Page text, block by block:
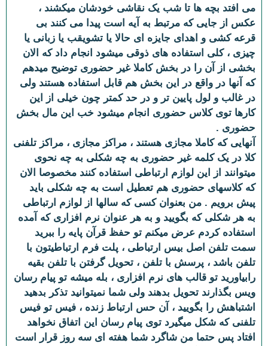
می افتد بچه ها تا شب یک نقاشی خودشان میکشند ،
عکس از جایی که مرتبط به آیه است پیدا می کنند بی
قرعه کشی و اهدای جایزه ای حالا یا تشویقب یا زبانی یا
چیزی ، کلی استفاده های ذوقی میشود انجام داد که الان
بخشی از آن را در بخش کاملا غیر حضوری توضیح میدهم
که آنها در واقع در این بخش هم قابل استفاده هستند ولی
در غالب و لول پایین تر و در حد کمتر چون خیلی از این
کارها توی کلاس حضوری انجام میشود خب این مال بخش
حضوری .
آنهایی که کاملا مجازی هستند ، مراکز مجازی ، مراکز تلفنی
کلا در یک کلمه غیر حضوری به چه شکلی به چه نحوی
میتوانند از این لوازم ارتباطی استفاده کنند مخصوصا الان
که کلاسهای حضوری هم تعطیل است به چه شکلی باید
پیش برویم . من بعنوان کسی که سالها از لوازم ارتباطی
به هر شکلی که بگویید و به هر عنوان نرم افزاری که آمده
استفاده کردم عرض میکنم تو حفظ قرآن پایه را ببرید
سمت تلفن اصل بیس ارتباطی ، پلت فرم ارتباطیتون با
تلفن باشد ، پرسش با تلفن ، تحویل گرفتن با تلفن بقیه
رابیاورید تو قالب های نرم افزاری ، بله میشه تو پیام رسان
ویس بگذارند تحویل بدهند ولی شما نمیتوانید تذکر بدهید
اشتباهش را بگویید ، آن حس ارتباط زنده ، فیس تو فیس
تلفنی که شکل میگیرد توی پیام رسان این اتفاق نخواهد
افتاد پس حتما من شاگرد شما هفته ای سه روز قرار است